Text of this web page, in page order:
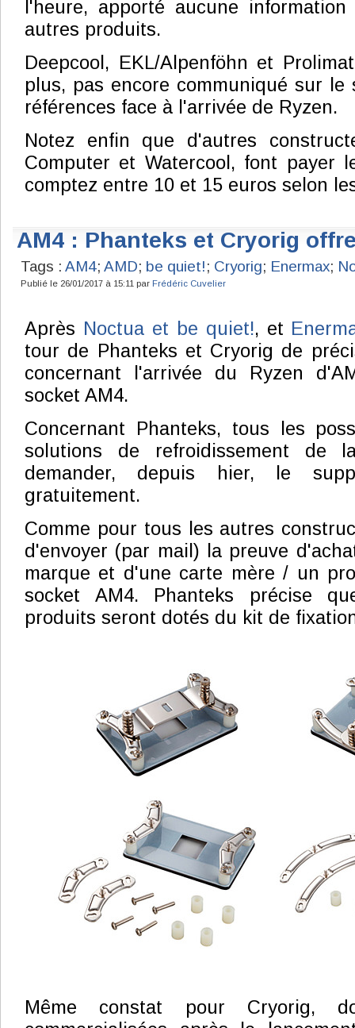
l'heure, apporté aucune
autres produits.
Deepcool, EKL/Alpenföhn et
plus, pas encore communiqué sur le
références face à l'arrivée de Ryzen.
Notez enfin que d'autres
Computer et Watercool, font payer
comptez entre 10 et 15 euros selon
AM4 : Phanteks et Cryorig
Tags : AM4; AMD; be quiet!; Cryorig; Enermax;
Publié le 26/01/2017 à 15:11 par Frédéric Cuvelier
Après Noctua et be quiet!, et
tour de Phanteks et Cryorig de
concernant l'arrivée du Ryzen
socket AM4.
Concernant Phanteks, tous les
solutions de refroidissement de
demander, depuis hier, le
gratuitement.
Comme pour tous les autres
d'envoyer (par mail) la preuve
marque et d'une carte mère / un
socket AM4. Phanteks précise
produits seront dotés du kit de
Même constat pour Cryorig,